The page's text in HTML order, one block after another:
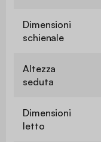
Dimensioni
schienale
Altezza
seduta
Dimensioni
letto